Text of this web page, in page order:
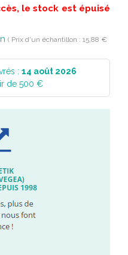
le stock est épuisé
( Prix d'un échantillon : 15,88 €
: 14 août 2026
de 500 €